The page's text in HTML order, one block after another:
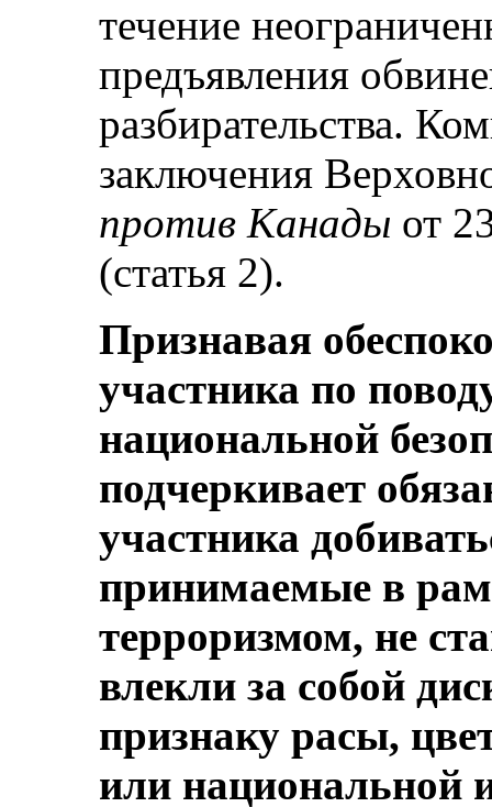
течение
предъявления
разбирательства.
заключения
против Канады от
(статья 2).
Признавая
участника по
национальной
подчеркивает
участника
принимаемые в
терроризмом, не
влекли за собой
признаку расы,
или национальной